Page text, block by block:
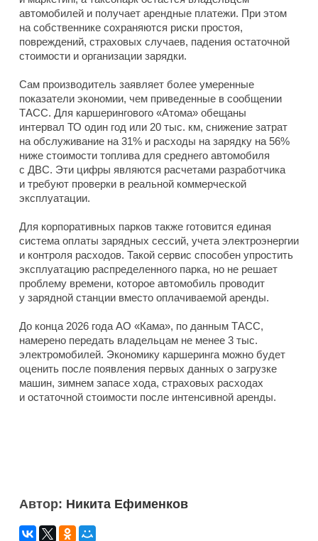
автомобилей и получает арендные платежи. При этом
на собственнике сохраняются риски простоя,
повреждений, страховых случаев, падения остаточной
стоимости и организации зарядки.
Сам производитель заявляет более умеренные
показатели экономии, чем приведенные в сообщении
ТАСС. Для каршерингового «Атома» обещаны
интервал ТО один год или 20 тыс. км, снижение затрат
на обслуживание на 31% и расходы на зарядку на 56%
ниже стоимости топлива для среднего автомобиля
с ДВС. Эти цифры являются расчетами разработчика
и требуют проверки в реальной коммерческой
эксплуатации.
Для корпоративных парков также готовится единая
система оплаты зарядных сессий, учета электроэнергии
и контроля расходов. Такой сервис способен упростить
эксплуатацию распределенного парка, но не решает
проблему времени, которое автомобиль проводит
у зарядной станции вместо оплачиваемой аренды.
До конца 2026 года АО «Кама», по данным ТАСС,
намерено передать владельцам не менее 3 тыс.
электромобилей. Экономику каршеринга можно будет
оценить после появления первых данных о загрузке
машин, зимнем запасе хода, страховых расходах
и остаточной стоимости после интенсивной аренды.
Автор: Никита Ефименков